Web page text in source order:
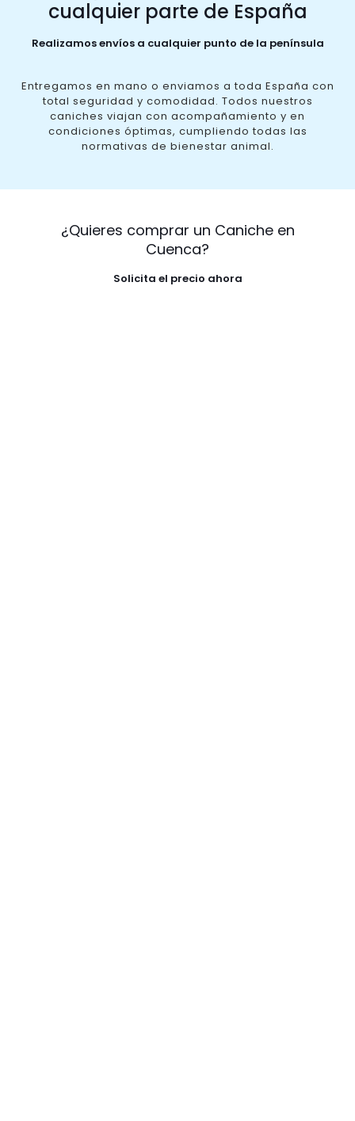
cualquier parte de España
Realizamos envíos a cualquier punto de la península
Entregamos en mano o enviamos a toda España con
total seguridad y comodidad. Todos nuestros
caniches viajan con acompañamiento y en
condiciones óptimas, cumpliendo todas las
normativas de bienestar animal.
¿Quieres comprar un Caniche en
Cuenca?
Solicita el precio ahora